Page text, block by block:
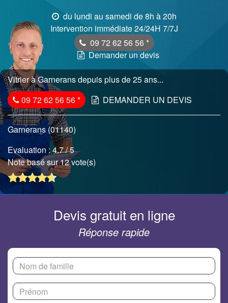
du lundi au samedi de 8h à 20h
Intervention immédiate 24/24H 7/7J
09 72 62 56 56 *
Demander un devis
Vitrier à Garnerans depuis plus de 25 ans...
09 72 62 56 56* DEMANDER UN DEVIS
Garnerans (01140)
Evaluation :4.7/ 5
Note basé sur 12 vote(s)
Devis gratuit en ligne
Réponse rapide